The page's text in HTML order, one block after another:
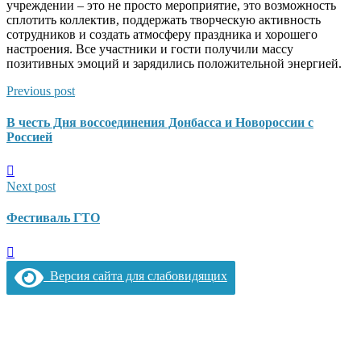
учреждении – это не просто мероприятие, это возможность
сплотить коллектив, поддержать творческую активность
сотрудников и создать атмосферу праздника и хорошего
настроения. Все участники и гости получили массу
позитивных эмоций и зарядились положительной энергией.
Previous post
В честь Дня воссоединения Донбасса и Новороссии с
Россией
Next post
Фестиваль ГТО
Версия сайта для слабовидящих